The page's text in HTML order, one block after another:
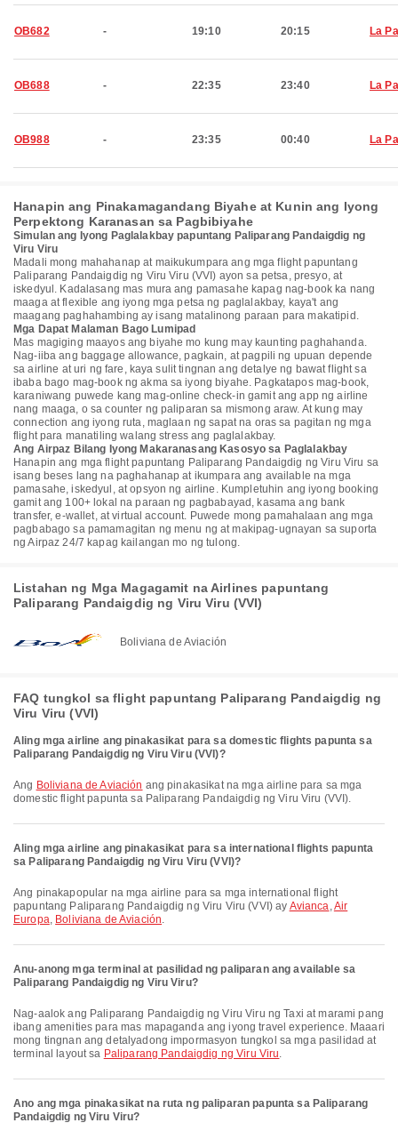
OB682 - 19:10 20:15 La
OB688 - 22:35 23:40 La
OB988 - 23:35 00:40 La
Hanapin ang Pinakamagandang Biyahe at Kunin ang Iyong
Perpektong Karanasan sa Pagbibiyahe
Simulan ang Iyong Paglalakbay papuntang Paliparang Pandaigdig ng
Viru Viru
Madali mong mahahanap at maikukumpara ang mga flight papuntang
Paliparang Pandaigdig ng Viru Viru (VVI) ayon sa petsa, presyo, at
iskedyul. Kadalasang mas mura ang pamasahe kapag nag-book ka nang
maaga at flexible ang iyong mga petsa ng paglalakbay, kaya't ang
maagang paghahambing ay isang matalinong paraan para makatipid.
Mga Dapat Malaman Bago Lumipad
Mas magiging maayos ang biyahe mo kung may kaunting paghahanda.
Nag-iiba ang baggage allowance, pagkain, at pagpili ng upuan depende
sa airline at uri ng fare, kaya sulit tingnan ang detalye ng bawat flight sa
ibaba bago mag-book ng akma sa iyong biyahe. Pagkatapos mag-book,
karaniwang puwede kang mag-online check-in gamit ang app ng airline
nang maaga, o sa counter ng paliparan sa mismong araw. At kung may
connection ang iyong ruta, maglaan ng sapat na oras sa pagitan ng mga
flight para manatiling walang stress ang paglalakbay.
Ang Airpaz Bilang Iyong Makaranasang Kasosyo sa Paglalakbay
Hanapin ang mga flight papuntang Paliparang Pandaigdig ng Viru Viru sa
isang beses lang na paghahanap at ikumpara ang available na mga
pamasahe, iskedyul, at opsyon ng airline. Kumpletuhin ang iyong booking
gamit ang 100+ lokal na paraan ng pagbabayad, kasama ang bank
transfer, e-wallet, at virtual account. Puwede mong pamahalaan ang mga
pagbabago sa pamamagitan ng menu ng at makipag-ugnayan sa suporta
ng Airpaz 24/7 kapag kailangan mo ng tulong.
Listahan ng Mga Magagamit na Airlines papuntang
Paliparang Pandaigdig ng Viru Viru (VVI)
Boliviana de Aviación
FAQ tungkol sa flight papuntang Paliparang Pandaigdig ng
Viru Viru (VVI)
Aling mga airline ang pinakasikat para sa domestic flights papunta sa
Paliparang Pandaigdig ng Viru Viru (VVI)?
Ang Boliviana de Aviación ang pinakasikat na mga airline para sa mga
domestic flight papunta sa Paliparang Pandaigdig ng Viru Viru (VVI).
Aling mga airline ang pinakasikat para sa international flights papunta
sa Paliparang Pandaigdig ng Viru Viru (VVI)?
Ang pinakapopular na mga airline para sa mga international flight
papuntang Paliparang Pandaigdig ng Viru Viru (VVI) ay Avianca,Air
Europa, Boliviana de Aviación.
Anu-anong mga terminal at pasilidad ng paliparan ang available sa
Paliparang Pandaigdig ng Viru Viru?
Nag-aalok ang Paliparang Pandaigdig ng Viru Viru ng Taxi at marami pang
ibang amenities para mas mapaganda ang iyong travel experience. Maaari
mong tingnan ang detalyadong impormasyon tungkol sa mga pasilidad at
terminal layout sa Paliparang Pandaigdig ng Viru Viru.
Ano ang mga pinakasikat na ruta ng paliparan papunta sa Paliparang
Pandaigdig ng Viru Viru?